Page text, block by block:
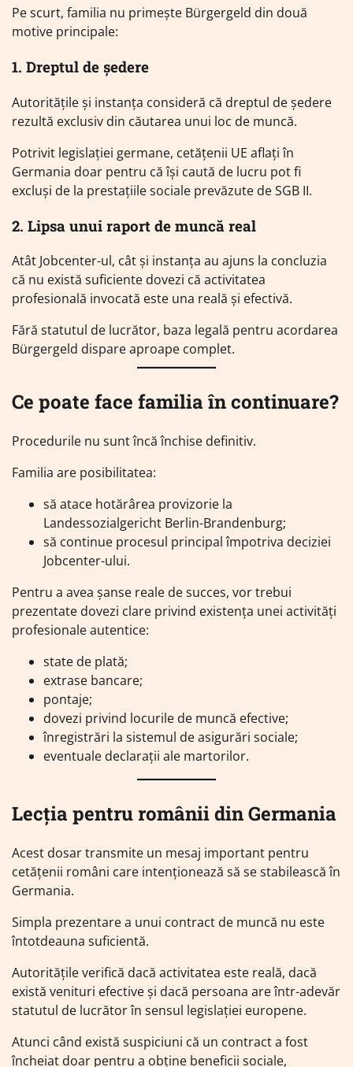
Pe scurt, familia nu primește Bürgergeld din două
motive principale:
1. Dreptul de ședere
Autoritățile și instanța consideră că dreptul de ședere
rezultă exclusiv din căutarea unui loc de muncă.
Potrivit legislației germane, cetățenii UE aflați în
Germania doar pentru că își caută de lucru pot fi
excluși de la prestațiile sociale prevăzute de SGB II.
2. Lipsa unui raport de muncă real
Atât Jobcenter-ul, cât și instanța au ajuns la concluzia
că nu există suficiente dovezi că activitatea
profesională invocată este una reală și efectivă.
Fără statutul de lucrător, baza legală pentru acordarea
Bürgergeld dispare aproape complet.
Ce poate face familia în continuare?
Procedurile nu sunt încă închise definitiv.
Familia are posibilitatea:
să atace hotărârea provizorie la
Landessozialgericht Berlin-Brandenburg;
să continue procesul principal împotriva deciziei
Jobcenter-ului.
Pentru a avea șanse reale de succes, vor trebui
prezentate dovezi clare privind existența unei activități
profesionale autentice:
state de plată;
extrase bancare;
pontaje;
dovezi privind locurile de muncă efective;
înregistrări la sistemul de asigurări sociale;
eventuale declarații ale martorilor.
Lecția pentru românii din Germania
Acest dosar transmite un mesaj important pentru
cetățenii români care intenționează să se stabilească în
Germania.
Simpla prezentare a unui contract de muncă nu este
întotdeauna suficientă.
Autoritățile verifică dacă activitatea este reală, dacă
există venituri efective și dacă persoana are într-adevăr
statutul de lucrător în sensul legislației europene.
Atunci când există suspiciuni că un contract a fost
încheiat doar pentru a obține beneficii sociale,